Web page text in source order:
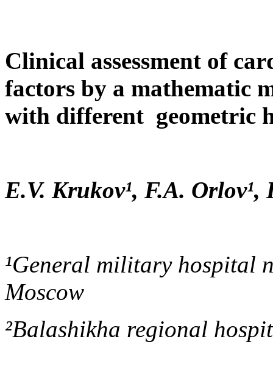
Clinical assessment of
factors by a mathematic
with different geometric
E.V. Krukov¹, F.A. Orlov¹,
¹General military hospital
Moscow
²Balashikha regional